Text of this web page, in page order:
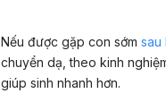
Nếu được gặp con sớm sau
chuyển dạ, theo kinh
giúp sinh nhanh hơn.